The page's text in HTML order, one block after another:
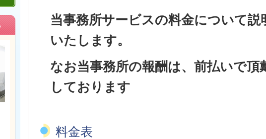
当事務所サービスの料金について説
いたします。
なお当事務所の報酬は、前払いで頂
しております
料金表